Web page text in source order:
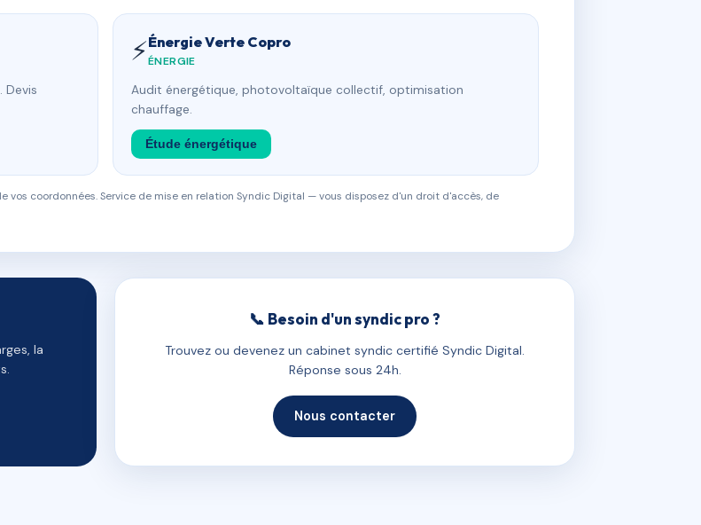
Devis
⚡Énergie Verte Copro
ÉNERGIE
Audit énergétique, photovoltaïque collectif, optimisation
chauffage.
Étude énergétique
coordonnées. Service de mise en relation Syndic Digital — vous disposez d'un droit d'accès, de
la
📞 Besoin d'un syndic pro ?
Trouvez ou devenez un cabinet syndic certifié Syndic Digital.
Réponse sous 24h.
Nous contacter